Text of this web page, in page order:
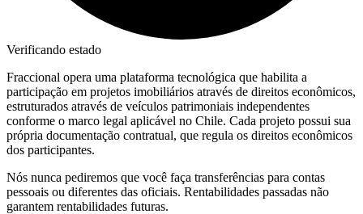
Verificando estado
Fraccional opera uma plataforma tecnológica que habilita a
participação em projetos imobiliários através de direitos econômicos,
estruturados através de veículos patrimoniais independentes
conforme o marco legal aplicável no Chile. Cada projeto possui sua
própria documentação contratual, que regula os direitos econômicos
dos participantes.
Nós nunca pediremos que você faça transferências para contas
pessoais ou diferentes das oficiais. Rentabilidades passadas não
garantem rentabilidades futuras.